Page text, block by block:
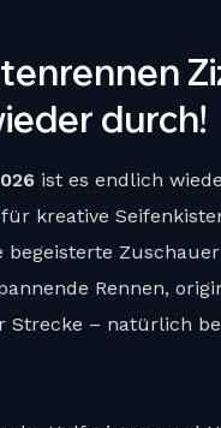
durch!
ist es endlich
kreative
begeisterte
Rennen,
Strecke – natürlich